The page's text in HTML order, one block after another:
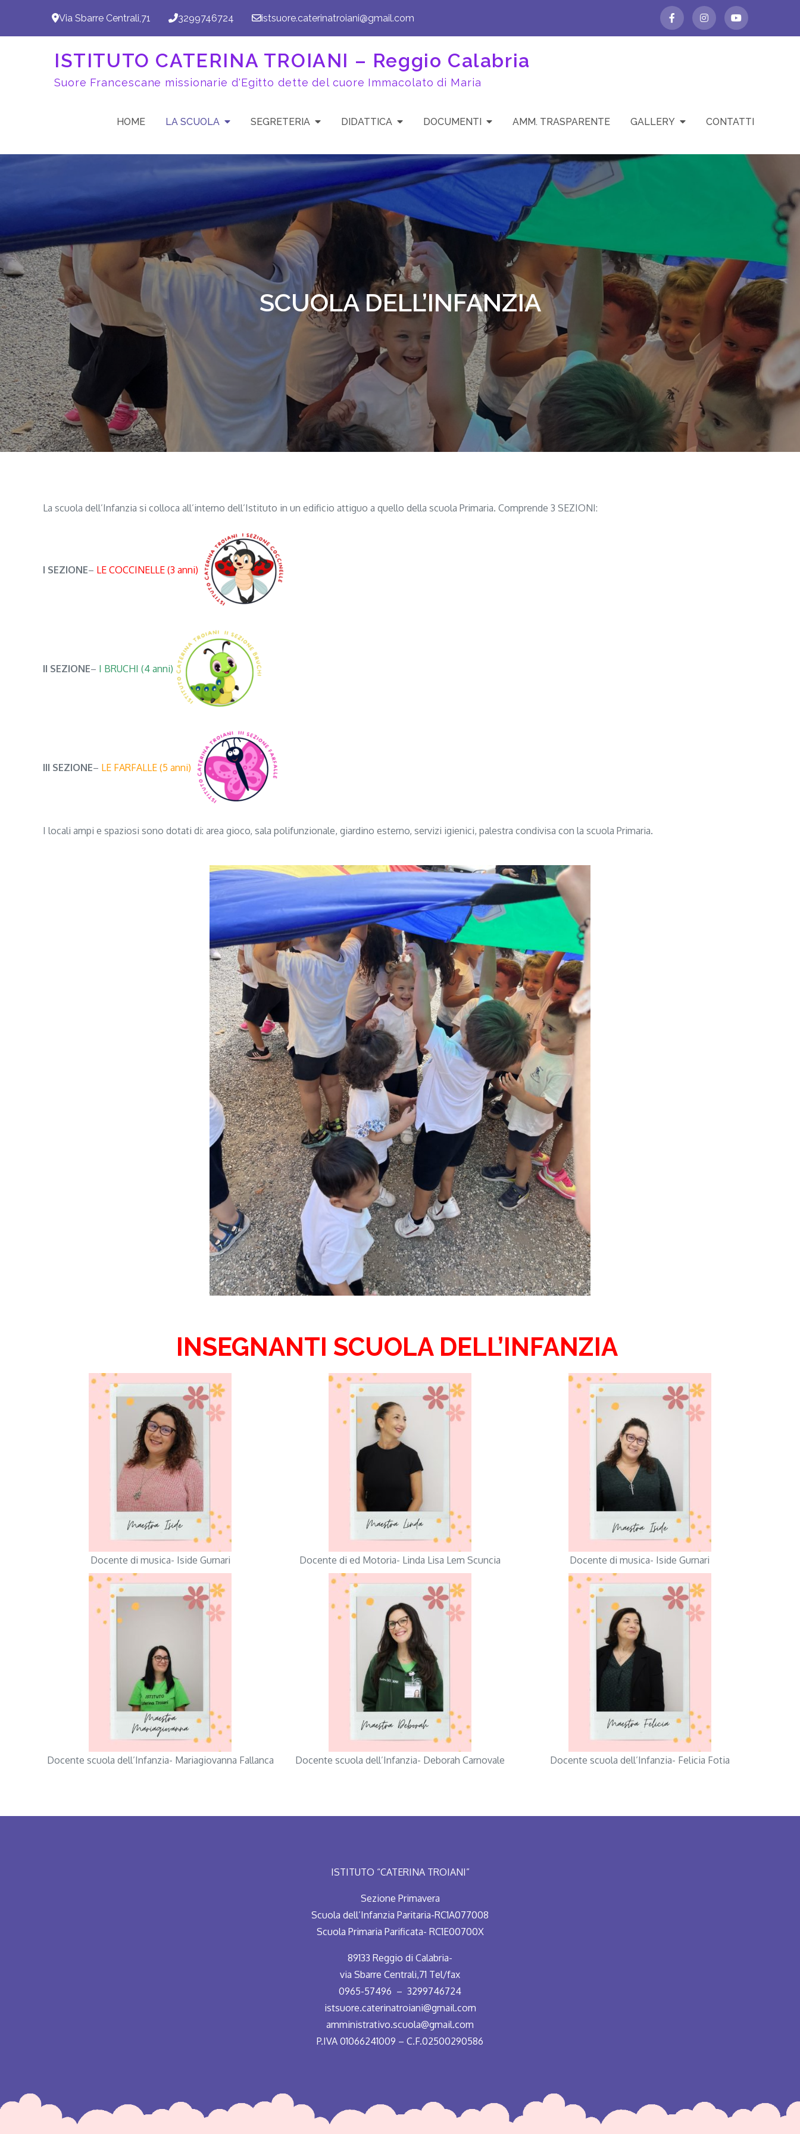
Via Sbarre Centrali,71 3299746724 istsuore.caterinatroiani@gmail.com
ISTITUTO CATERINA TROIANI – Reggio Calabria
Suore Francescane missionarie d'Egitto dette del cuore Immacolato di Maria
HOME LA SCUOLA SEGRETERIA DIDATTICA DOCUMENTI AMM. TRASPARENTE GALLERY CONTATTI
SCUOLA DELL’INFANZIA
La scuola dell’Infanzia si colloca all’interno dell’Istituto in un edificio attiguo a quello della scuola Primaria. Comprende 3 SEZIONI:
I SEZIONE– LE COCCINELLE (3 anni)
II SEZIONE– I BRUCHI (4 anni)
III SEZIONE– LE FARFALLE (5 anni)
I locali ampi e spaziosi sono dotati di: area gioco, sala polifunzionale, giardino esterno, servizi igienici, palestra condivisa con la scuola Primaria.
INSEGNANTI SCUOLA DELL’INFANZIA
Docente di musica- Iside Gurnari Docente di ed Motoria- Linda Lisa Lem Scuncia Docente di musica- Iside Gurnari
Docente scuola dell’Infanzia- Mariagiovanna Fallanca Docente scuola dell’Infanzia- Deborah Carnovale Docente scuola dell’Infanzia- Felicia Fotia
ISTITUTO “CATERINA TROIANI”
Sezione Primavera
Scuola dell’Infanzia Paritaria-RC1A077008
Scuola Primaria Parificata- RC1E00700X
89133 Reggio di Calabria-
via Sbarre Centrali,71 Tel/fax
0965-57496 – 3299746724
istsuore.caterinatroiani@gmail.com
amministrativo.scuola@gmail.com
P.IVA 01066241009 – C.F.02500290586